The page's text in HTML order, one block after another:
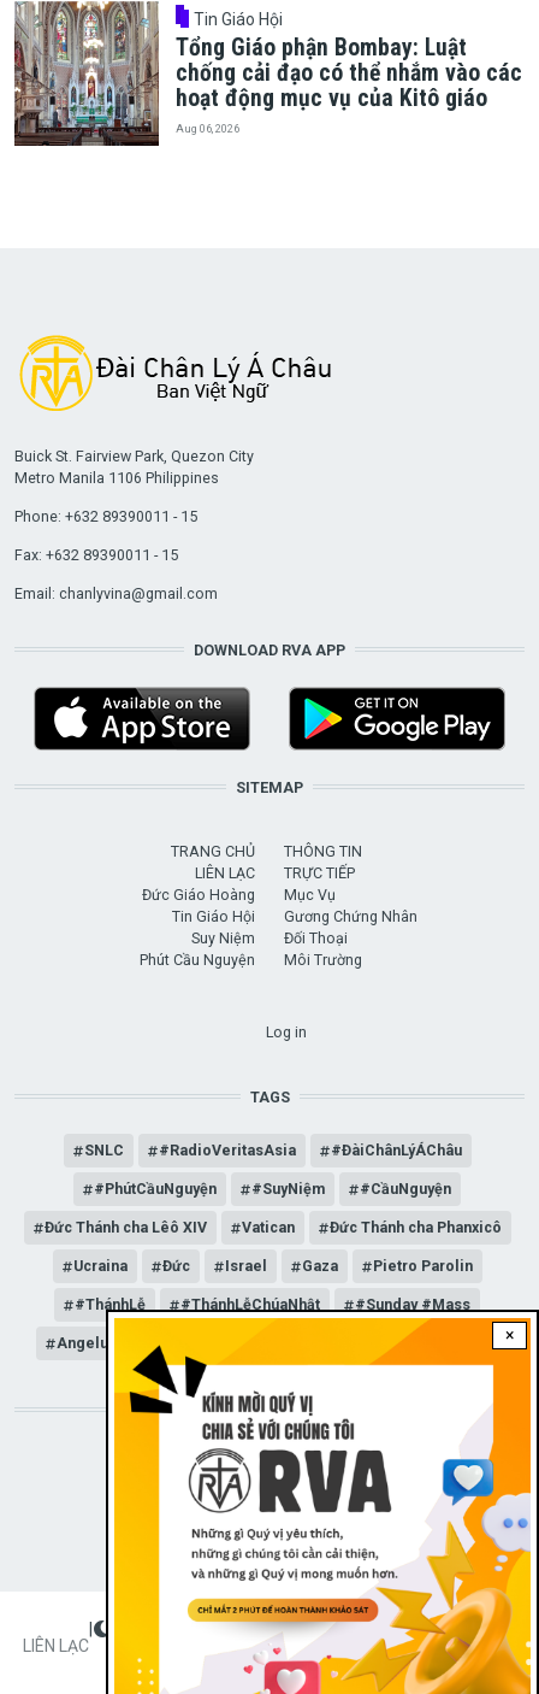
Tin Giáo Hội
Tổng Giáo phận Bombay: Luật
chống cải đạo có thể nhắm vào các
hoạt động mục vụ của Kitô giáo
Aug 06, 2026
×
Buick St. Fairview Park, Quezon City
Metro Manila 1106 Philippines
Phone: +632 89390011 - 15
Fax: +632 89390011 - 15
Email: chanlyvina@gmail.com
DOWNLOAD RVA APP
SITEMAP
TRANG CHỦ
LIÊN LẠC
Đức Giáo Hoàng
Tin Giáo Hội
Suy Niệm
Phút Cầu Nguyện
THÔNG TIN
TRỰC TIẾP
Mục Vụ
Gương Chứng Nhân
Đối Thoại
Môi Trường
Log in
TAGS
SNLC #RadioVeritasAsia #ĐàiChânLýÁChâu
#PhútCầuNguyện #SuyNiệm #CầuNguyện
Đức Thánh cha Lêô XIV Vatican Đức Thánh cha Phanxicô
Ucraina Đức Israel Gaza Pietro Parolin
#ThánhLễ #ThánhLễChúaNhật #Sunday #Mass
Angelus Đức Giáo hoàng Lêô XIV General Audience
STAY CONNECTED WITH US!
Radio Veritas Asia © 2023
FOOTER
LIÊN LẠC